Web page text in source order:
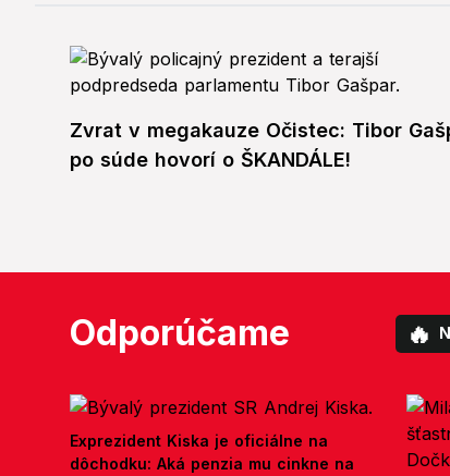
Zvrat v megakauze Očistec: Tibor
po súde hovorí o ŠKANDÁLE!
Odporúčame 🔥
Exprezident Kiska je oficiálne na
dôchodku: Aká penzia mu cinkne na